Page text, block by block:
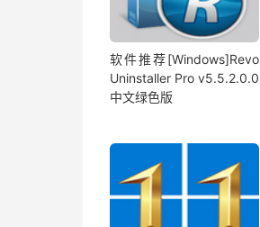
软件推荐[Windows]Revo
Uninstaller Pro v5.5.2.0.0
中文绿色版